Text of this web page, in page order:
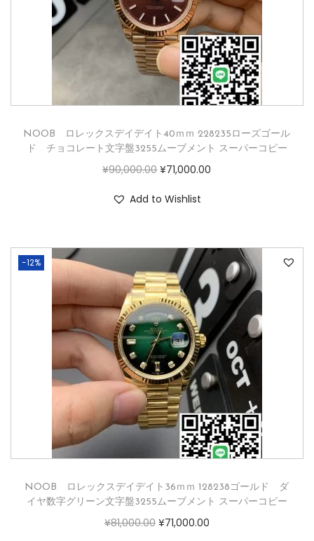
NOOB ロレックスデイデイト40ｍｍ 228235ローズゴール
ド チョコレート文字盤3255ムーブメント スーパーコピー
¥90,000.00 ¥71,000.00
Add to Wishlist
-12%
NOOB ロレックスデイデイト36ｍｍ 128238ゴールド ダ
イヤ数字グリーン文字盤3255ムーブメント スーパーコピー
¥81,000.00 ¥71,000.00